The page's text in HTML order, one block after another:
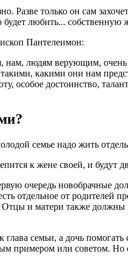
Разве только он сам
будет любить... собственную
Пантелеимон:
людям верующим, очень
какими они нам
особое достоинство,
семье надо жить
к жене своей, и будут
очередь новобрачные
отдельное от родителей
и матери также должны
глава семьи, а дочь
примером или советом.